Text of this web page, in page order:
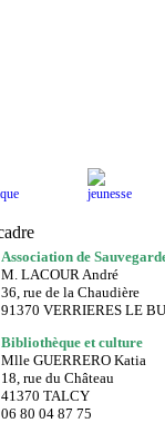
Association de
M. LACOUR André
36, rue de la Chaudière
91370 VERRIERES LE
Bibliothèque et culture
Mlle GUERRERO Katia
18, rue du Château
41370 TALCY
06 80 04 87 75